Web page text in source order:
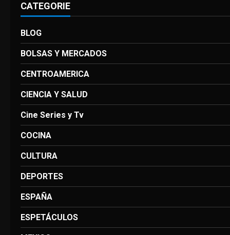
CATEGORIE
BLOG
BOLSAS Y MERCADOS
CENTROAMERICA
CIENCIA Y SALUD
Cine Series y Tv
COCINA
CULTURA
DEPORTES
ESPAÑA
ESPETÁCULOS